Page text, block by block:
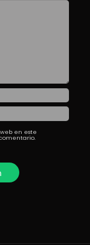
en este